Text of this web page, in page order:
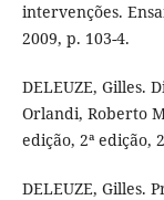
intervenções.
2009, p. 103-4.
DELEUZE, Gilles.
Orlandi, Roberto
edição, 2ª edição,
DELEUZE, Gilles.